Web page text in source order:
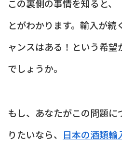
この裏側の事情を知ると、
とがわかります。輸入が続
ャンスはある！という希望
でしょうか。
もし、あなたがこの問題に
りたいなら、 日本の酒類輸